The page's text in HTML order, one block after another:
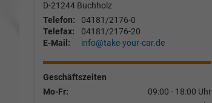
D-21244 Buchholz
Telefon:
04181/2176-0
Telefax:
04181/2176-20
E-Mail:
info@take-your-car.de
Geschäftszeiten
Mo-Fr:
09:00 - 18:00 Uhr